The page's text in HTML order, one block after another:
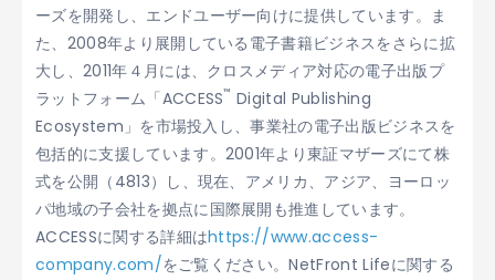
ーズを開発し、エンドユーザー向けに提供しています。ま
た、2008年より展開している電子書籍ビジネスをさらに拡
大し、2011年４月には、クロスメディア対応の電子出版プ
ラットフォーム「ACCESS™ Digital Publishing
Ecosystem」を市場投入し、事業社の電子出版ビジネスを
包括的に支援しています。2001年より東証マザーズにて株
式を公開（4813）し、現在、アメリカ、アジア、ヨーロッ
パ地域の子会社を拠点に国際展開も推進しています。
ACCESSに関する詳細はhttps://www.access-
company.com/をご覧ください。NetFront Lifeに関する